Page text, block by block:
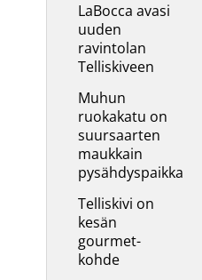
LaBocca avasi
uuden
ravintolan
Telliskiveen
Muhun
ruokakatu on
suursaarten
maukkain
pysähdyspaikka
Telliskivi on
kesän
gourmet-
kohde